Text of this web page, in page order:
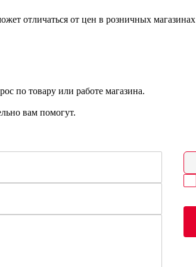
отличаться от цен в розничных магазинах
по товару или работе магазина.
вам помогут.